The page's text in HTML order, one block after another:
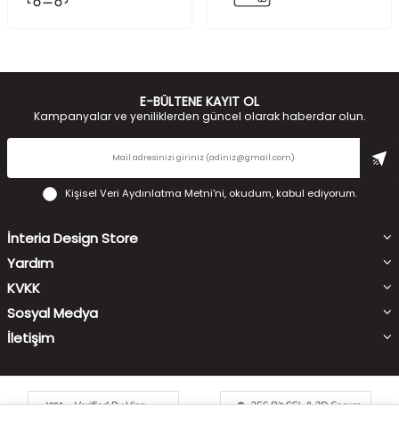
E-BÜLTENE KAYIT OL
Kampanyalar ve yeniliklerden güncel olarak haberdar olun.
Kişisel Veri Aydınlatma Metni'ni, okudum, kabul ediyorum.
İnteria Design Store
Yardım
KVKK
Sosyal Medya
İletişim